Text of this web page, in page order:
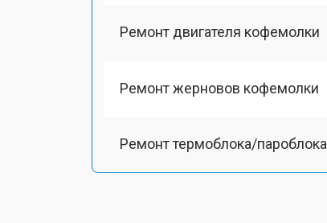
Ремонт двигателя кофемолки
Ремонт жерновов кофемолки
Ремонт термоблока/пароблока